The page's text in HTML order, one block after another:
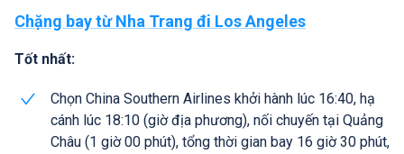
Chặng bay từ Nha Trang đi Los Angeles
Tốt nhất:
Chọn China Southern Airlines khởi hành lúc 16:40, hạ
cánh lúc 18:10 (giờ địa phương), nối chuyến tại Quảng
Châu (1 giờ 00 phút), tổng thời gian bay 16 giờ 30 phút,